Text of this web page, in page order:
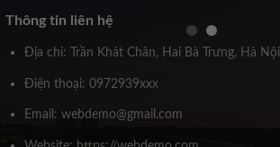
Thông tin liên hệ
Địa chỉ: Trần Khát Chân, Hai Bà Trưng, Hà Nội
Điện thoại: 0972939xxx
Email: webdemo@gmail.com